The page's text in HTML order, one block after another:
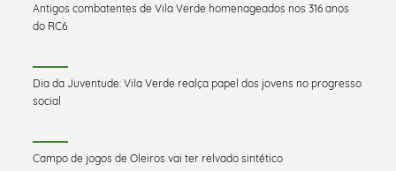
Antigos combatentes de Vila Verde homenageados nos 316 anos
do RC6
Dia da Juventude: Vila Verde realça papel dos jovens no progresso
social
Campo de jogos de Oleiros vai ter relvado sintético